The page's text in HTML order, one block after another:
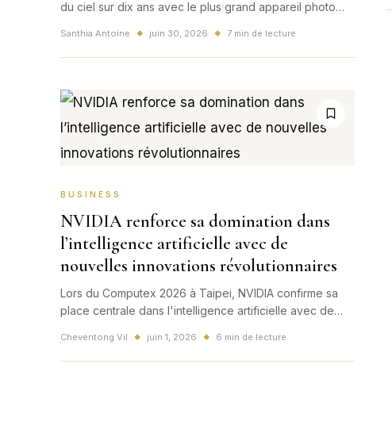
du ciel sur dix ans avec le plus grand appareil photo
la science, l'image et notre facon de raconter l'univers.
Santhia Antoine ◆ juin 30, 2026 ◆ 7 min de lecture
BUSINESS
NVIDIA renforce sa domination dans
l’intelligence artificielle avec de
nouvelles innovations révolutionnaires
Lors du Computex 2026 à Taipei, NVIDIA confirme sa
place centrale dans l'intelligence artificielle avec de
data centers.
Cheventong Vil ◆ juin 1, 2026 ◆ 6 min de lecture